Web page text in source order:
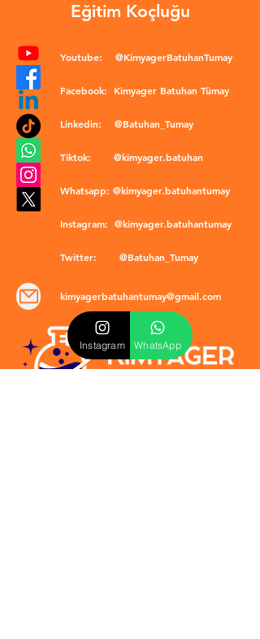
Eğitim Koçluğu
Youtube: @KimyagerBatuhanTumay
Facebook: Kimyager Batuhan Tümay
Linkedin: @Batuhan_Tumay
Tiktok: @kimyager.batuhan
Whatsapp: @kimyager.batuhantumay
Instagram: @kimyager.batuhantumay
Twitter: @Batuhan_Tumay
kimyagerbatuhantumay@gmail.com
Instagram WhatsApp